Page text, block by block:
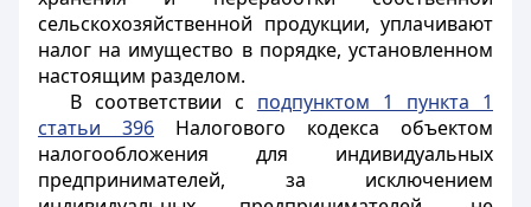
сельскохозяйственной продукции, уплачивают
налог на имущество в порядке, установленном
настоящим разделом.
В соответствии с подпунктом 1 пункта 1
статьи 396 Налогового кодекса объектом
налогообложения для индивидуальных
предпринимателей, за исключением